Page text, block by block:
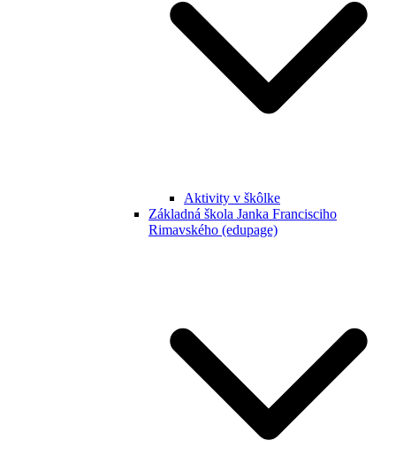
Aktivity v škôlke
Základná škola Janka Francisciho
Rimavského (edupage)